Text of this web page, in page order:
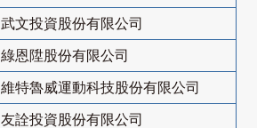
武文投資股份有限公司
綠恩陞股份有限公司
維特魯威運動科技股份有限公司
友詮投資股份有限公司